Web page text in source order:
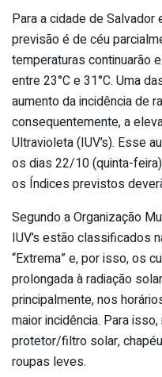
Para a cidade de Salvador
previsão é de céu
temperaturas continuarão
entre 23°C e 31°C. Uma
aumento da incidência de
consequentemente, a
Ultravioleta (IUV’s). Esse
os dias 22/10 (quinta-
os Índices previstos
Segundo a Organização
IUV’s estão classificados
“Extrema” e, por isso, os
prolongada à radiação
principalmente, nos
maior incidência. Para
protetor/filtro solar,
roupas leves.